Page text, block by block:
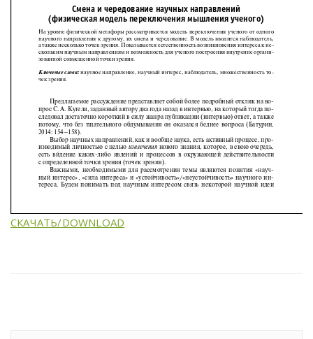
СКАЧАТЬ/DOWNLOAD